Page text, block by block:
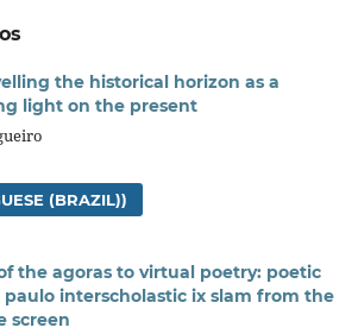
the historical horizon as a
light on the present
(BRAZIL))
the agoras to virtual poetry: poetic
interscholastic ix slam from the
screen